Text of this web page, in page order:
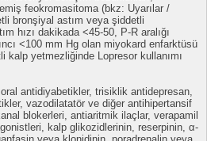
feokromasitoma (bkz: Uyarılar /
bronşiyal astım veya şiddetli
hızı dakikada <45-50, P-R aralığı
<100 mm Hg olan miyokard enfarktüsü
kalp yetmezliğinde Lopresor kullanımı
antidiyabetikler, trisiklik antidepresan,
vazodilatatör ve diğer antihipertansif
blokerleri, antiaritmik ilaçlar, verapamil
kalp glikozidlerinin, reserpinin, α-